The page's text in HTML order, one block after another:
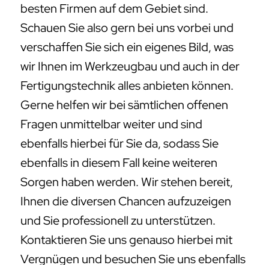
besten Firmen auf dem Gebiet sind.
Schauen Sie also gern bei uns vorbei und
verschaffen Sie sich ein eigenes Bild, was
wir Ihnen im Werkzeugbau und auch in der
Fertigungstechnik alles anbieten können.
Gerne helfen wir bei sämtlichen offenen
Fragen unmittelbar weiter und sind
ebenfalls hierbei für Sie da, sodass Sie
ebenfalls in diesem Fall keine weiteren
Sorgen haben werden. Wir stehen bereit,
Ihnen die diversen Chancen aufzuzeigen
und Sie professionell zu unterstützen.
Kontaktieren Sie uns genauso hierbei mit
Vergnügen und besuchen Sie uns ebenfalls